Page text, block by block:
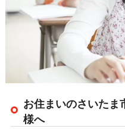
お住まいのさいたま
様へ